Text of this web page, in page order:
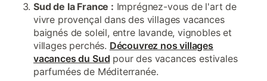
Sud de la France : Imprégnez-vous de l'art de
vivre provençal dans des villages vacances
baignés de soleil, entre lavande, vignobles et
villages perchés. Découvrez nos villages
vacances du Sud pour des vacances estivales
parfumées de Méditerranée.